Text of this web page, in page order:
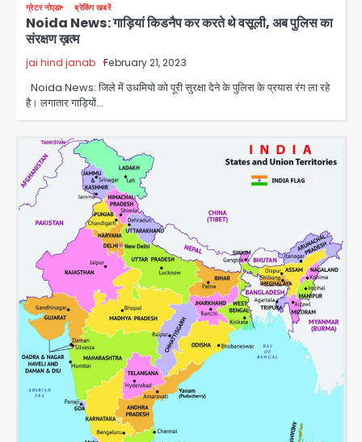
ग्रेटर नोएडा ब्रेकिंग खबरें
Noida News: गाड़ियां किडनैप कर करते थे वसूली, अब पुलिस का
संरक्षण ख़त्म
jai hind janab February 21, 2023
Noida News: जिले में उधमियो को पूरी सुरक्षा देने के पुलिस के प्रयास रंग ला रहे
है। लगातार गाड़ियों…